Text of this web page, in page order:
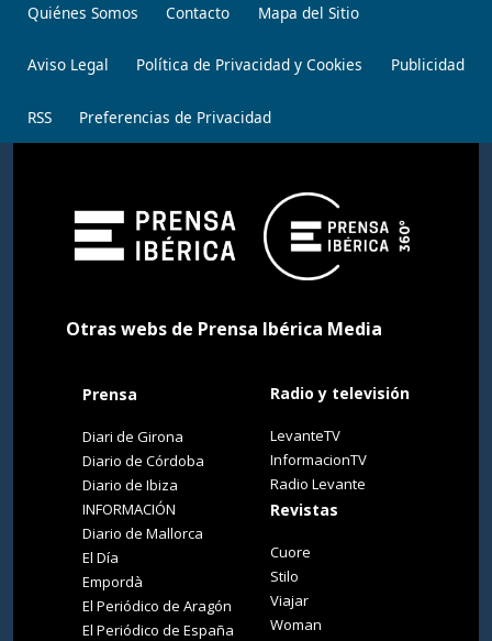
Quiénes Somos Contacto Mapa del Sitio
Aviso Legal Política de Privacidad y Cookies Publicidad
RSS Preferencias de Privacidad
Otras webs de Prensa Ibérica Media
Prensa
Diari de Girona
Diario de Córdoba
Diario de Ibiza
INFORMACIÓN
Diario de Mallorca
El Día
Empordà
El Periódico de Aragón
El Periódico de España
Radio y televisión
LevanteTV
InformacionTV
Radio Levante
Revistas
Cuore
Stilo
Viajar
Woman